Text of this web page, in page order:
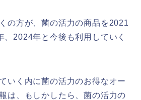
の方が、菌の活力の商品を2021
2024年と今後も利用していく
いく内に菌の活力のお得なオー
は、もしかしたら、菌の活力の